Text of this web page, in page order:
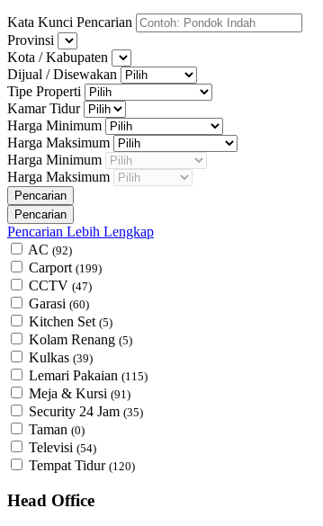
Kata Kunci Pencarian
Provinsi
Kota / Kabupaten
Dijual / Disewakan
Tipe Properti
Kamar Tidur
Harga Minimum
Harga Maksimum
Harga Minimum
Harga Maksimum
Pencarian Lebih Lengkap
AC (92)
Carport (199)
CCTV (47)
Garasi (60)
Kitchen Set (5)
Kolam Renang (5)
Kulkas (39)
Lemari Pakaian (115)
Meja & Kursi (91)
Security 24 Jam (35)
Taman (0)
Televisi (54)
Tempat Tidur (120)
Head Office